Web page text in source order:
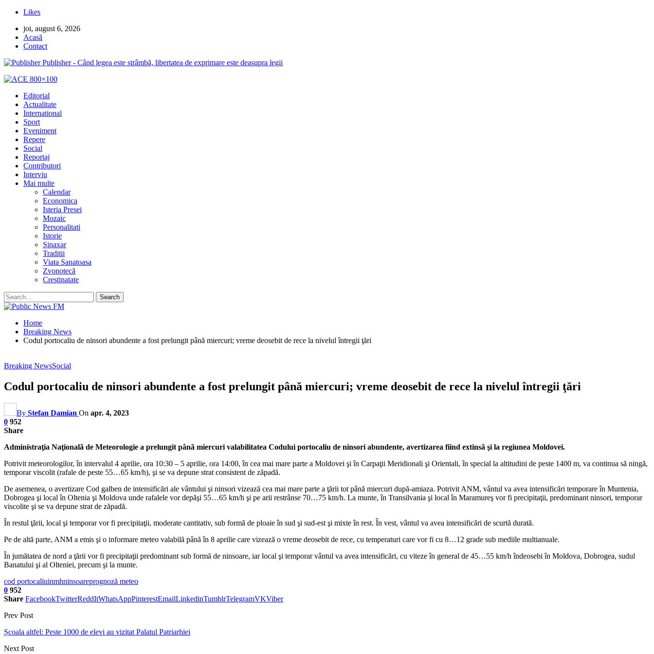
Likes
joi, august 6, 2026
Acasă
Contact
Publisher - Când legea este strâmbă, libertatea de exprimare este deasupra legii
Editorial
Actualitate
International
Sport
Eveniment
Repere
Social
Reportaj
Contributori
Interviu
Mai multe
Calendar
Economica
Isteria Presei
Mozaic
Personalitati
Istorie
Sinaxar
Traditii
Viata Sanatoasa
Zvonotecă
Crestinatate
Home
Breaking News
Codul portocaliu de ninsori abundente a fost prelungit până miercuri; vreme deosebit de rece la nivelul întregii ţări
Breaking NewsSocial
Codul portocaliu de ninsori abundente a fost prelungit până miercuri; vreme deosebit de rece la nivelul întregii ţări
By Stefan Damian On apr. 4, 2023
0 952
Share
Administraţia Naţională de Meteorologie a prelungit până miercuri valabilitatea Codului portocaliu de ninsori abundente, avertizarea fiind extinsă şi la regiunea Moldovei.
Potrivit meteorologilor, în intervalul 4 aprilie, ora 10:30 – 5 aprilie, ora 14:00, în cea mai mare parte a Moldovei şi în Carpaţii Meridionali şi Orientali, în special la altitudini de peste 1400 m, va continua să ningă,
temporar viscolit (rafale de peste 55…65 km/h), şi se va depune strat consistent de zăpadă.
De asemenea, o avertizare Cod galben de intensificări ale vântului şi ninsori vizează cea mai mare parte a ţării tot până miercuri după-amiaza. Potrivit ANM, vântul va avea intensificări temporare în Muntenia,
Dobrogea şi local în Oltenia şi Moldova unde rafalele vor depăşi 55…65 km/h şi pe arii restrânse 70…75 km/h. La munte, în Transilvania şi local în Maramureş vor fi precipitaţii, predominant ninsori, temporar
viscolite şi se va depune strat de zăpadă.
În restul ţării, local şi temporar vor fi precipitaţii, moderate cantitativ, sub formă de ploaie în sud şi sud-est şi mixte în rest. În vest, vântul va avea intensificări de scurtă durată.
Pe de altă parte, ANM a emis şi o informare meteo valabilă până în 8 aprilie care vizează o vreme deosebit de rece, cu temperaturi care vor fi cu 8…12 grade sub mediile multianuale.
În jumătatea de nord a ţării vor fi precipitaţii predominant sub formă de ninsoare, iar local şi temporar vântul va avea intensificări, cu viteze în general de 45…55 km/h îndeosebi în Moldova, Dobrogea, sudul
Banatului şi al Olteniei, precum şi la munte.
cod portocaliuinmhninsoareprognoză meteo
0 952
Share FacebookTwitterReddItWhatsAppPinterestEmailLinkedinTumblrTelegramVKViber
Prev Post
Școala altfel: Peste 1000 de elevi au vizitat Palatul Patriarhiei
Next Post